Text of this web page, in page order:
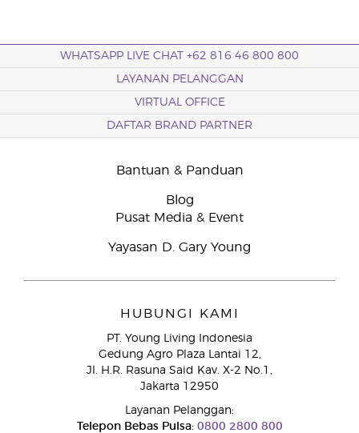
WHATSAPP LIVE CHAT +62 816 46 800 800
LAYANAN PELANGGAN
VIRTUAL OFFICE
DAFTAR BRAND PARTNER
Bantuan & Panduan
Blog
Pusat Media & Event
Yayasan D. Gary Young
HUBUNGI KAMI
PT. Young Living Indonesia
Gedung Agro Plaza Lantai 12,
Jl. H.R. Rasuna Said Kav. X-2 No.1,
Jakarta 12950
Layanan Pelanggan:
Telepon Bebas Pulsa:0800 2800 800